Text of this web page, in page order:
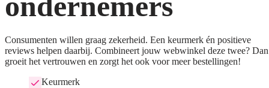
Consumenten willen graag zekerheid. Een keurmerk én positieve
reviews helpen daarbij. Combineert jouw webwinkel deze twee? Dan
groeit het vertrouwen en zorgt het ook voor meer bestellingen!
Keurmerk